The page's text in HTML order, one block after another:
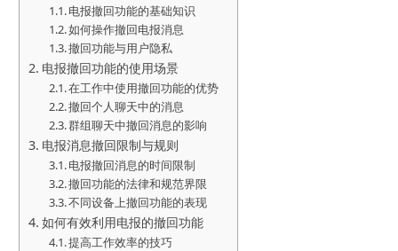
电报撤回功能的基础知识
如何操作撤回电报消息
撤回功能与用户隐私
电报撤回功能的使用场景
在工作中使用撤回功能的优势
撤回个人聊天中的消息
群组聊天中撤回消息的影响
电报消息撤回限制与规则
电报撤回消息的时间限制
撤回功能的法律和规范界限
不同设备上撤回功能的表现
如何有效利用电报的撤回功能
提高工作效率的技巧